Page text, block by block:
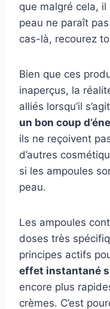
que malgré cela,
peau ne paraît
cas-là, recourez
Bien que ces
inaperçus, la
alliés lorsqu’il
un bon coup
ils ne reçoivent
d’autres
si les ampoules
peau.
Les ampoules
doses très
principes actifs
effet instantané
encore plus
crèmes. C’est